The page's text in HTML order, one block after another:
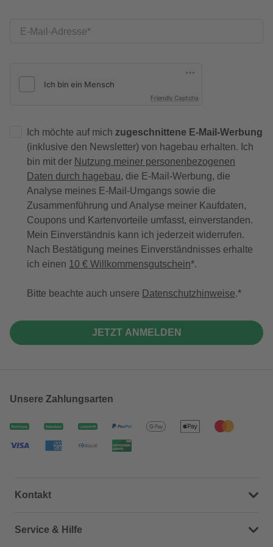
E-Mail-Adresse
Friendly Captcha
Ich möchte auf mich zugeschnittene E-Mail-Werbung
(inklusive den Newsletter) von hagebau erhalten. Ich
bin mit der Nutzung meiner personenbezogenen
Daten durch hagebau, die E-Mail-Werbung, die
Analyse meines E-Mail-Umgangs sowie die
Zusammenführung und Analyse meiner Kaufdaten,
Coupons und Kartenvorteile umfasst, einverstanden.
Mein Einverständnis kann ich jederzeit widerrufen.
Nach Bestätigung meines Einverständnisses erhalte
ich einen 10 € Willkommensgutschein*.
Bitte beachte auch unsere Datenschutzhinweise.
JETZT ANMELDEN
Unsere Zahlungsarten
Kontakt
Dein Kontakt zu uns
Service & Hilfe